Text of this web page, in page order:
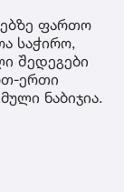
ფართო
საჭირო,
შედეგები
ერთი
ნაბიჯია.